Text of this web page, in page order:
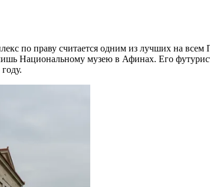
по праву считается одним из лучших на всем
Национальному музею в Афинах. Его